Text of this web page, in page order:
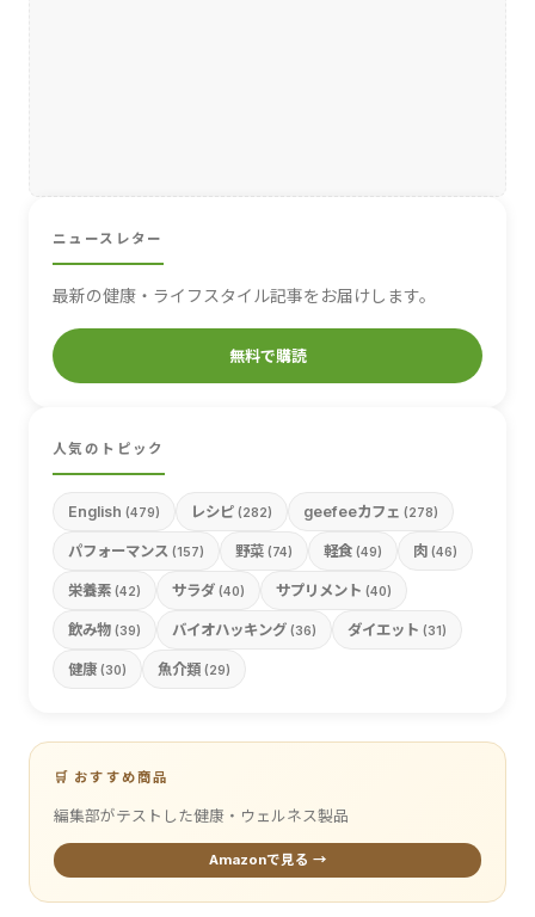
ニュースレター
最新の健康・ライフスタイル記事をお届けします。
無料で購読
人気のトピック
English (479) レシピ (282) geefeeカフェ (278)
パフォーマンス (157) 野菜 (74) 軽食 (49) 肉 (46)
栄養素 (42) サラダ (40) サプリメント (40)
飲み物 (39) バイオハッキング (36) ダイエット (31)
健康 (30) 魚介類 (29)
🛒 おすすめ商品
編集部がテストした健康・ウェルネス製品
Amazonで見る →